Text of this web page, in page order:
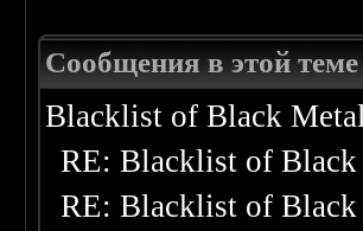
Сообщения в этой теме
Blacklist of Black
RE: Blacklist of
RE: Blacklist of